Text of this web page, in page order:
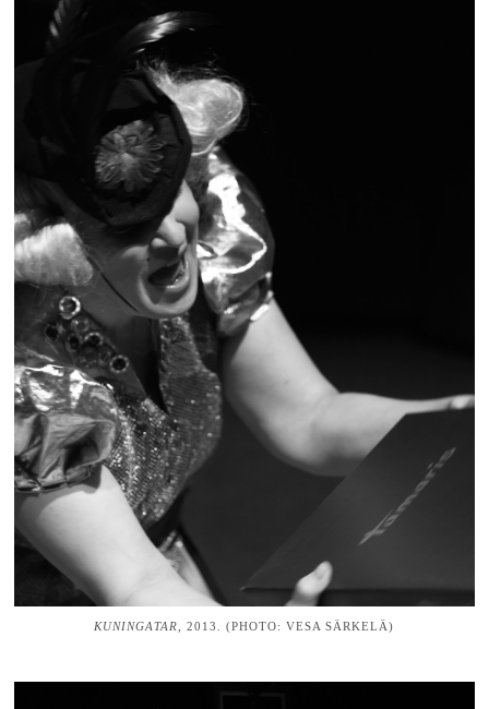
KUNINGATAR,2013. (PHOTO: VESA SÄRKELÄ)